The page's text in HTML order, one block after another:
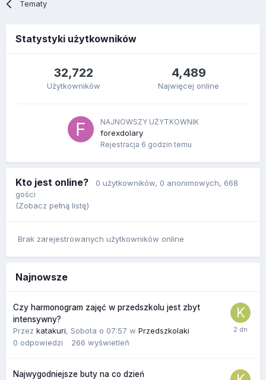
Tematy
Statystyki użytkowników
32,722
Użytkowników
4,489
Najwięcej online
NAJNOWSZY UŻYTKOWNIK
forexdolary
Rejestracja 6 godzin temu
Kto jest online? 0 użytkowników, 0 anonimowych, 668
gości
(Zobacz pełną listę)
Brak zarejestrowanych użytkowników online
Najnowsze
Czy harmonogram zajęć w przedszkolu jest zbyt
intensywny?
Przez katakuri, Sobota o 07:57 w Przedszkolaki
0 odpowiedzi 266 wyświetleń
Najwygodniejsze buty na co dzień